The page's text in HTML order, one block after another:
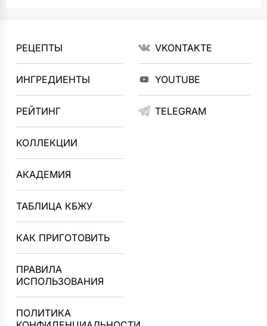
РЕЦЕПТЫ
ИНГРЕДИЕНТЫ
РЕЙТИНГ
КОЛЛЕКЦИИ
АКАДЕМИЯ
ТАБЛИЦА КБЖУ
КАК ПРИГОТОВИТЬ
ПРАВИЛА
ИСПОЛЬЗОВАНИЯ
ПОЛИТИКА
VKONTAKTE
YOUTUBE
TELEGRAM